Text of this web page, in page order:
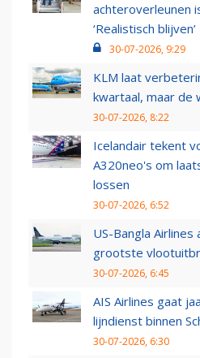
achteroverleunen
‘Realistisch blijven’
30-07-2026, 9:29
KLM laat
kwartaal, maar de
30-07-2026, 8:22
Icelandair tekent
A320neo's om
lossen
30-07-2026, 6:52
US-Bangla
grootste
30-07-2026, 6:45
AIS Airlines gaat
lijndienst binnen
30-07-2026, 6:30